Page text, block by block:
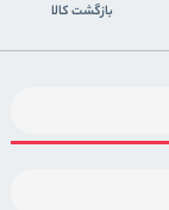
بازگشت کالا